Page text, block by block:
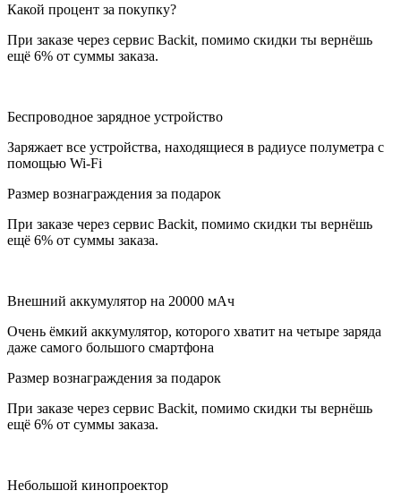
Какой процент за покупку?
При заказе через сервис Backit, помимо скидки ты вернёшь
ещё 6% от суммы заказа.
Беспроводное зарядное устройство
Заряжает все устройства, находящиеся в радиусе полуметра с
помощью Wi-Fi
Размер вознаграждения за подарок
При заказе через сервис Backit, помимо скидки ты вернёшь
ещё 6% от суммы заказа.
Внешний аккумулятор на 20000 мАч
Очень ёмкий аккумулятор, которого хватит на четыре заряда
даже самого большого смартфона
Размер вознаграждения за подарок
При заказе через сервис Backit, помимо скидки ты вернёшь
ещё 6% от суммы заказа.
Небольшой кинопроектор